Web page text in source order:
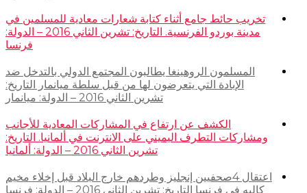
تخريب حائط جامع أثناء كتابة شعارات معادية للمسلمين في
مدينة بوردو الفرنسية. التاريخ: تشرين الثاني 2016 – الدولة:
فرنسا
المسلمون الروهينغا يطالبون المجتمع الدولي بالتدخل ضد
الإبادة التي يتعرضون لها من قبل سلطة ميانمار التاريخ:
تشرين الثاني 2016 – الدولة: ميانمار
الكشف عن ارتفاع في المشاركات المعادية للأجانب
ومشاركات التطرف اليميني على الانترنت في ألمانيا. التاريخ:
تشرين الثاني 2016 – الدولة: ألمانيا
اعتقال 4صحفيين إنجليز وطردهم خارج البلاد قبل إخلاء مخيم
كاليه في فرنسا التاريخ: تشرين الثاني 2016 – الدولة: فرنسا